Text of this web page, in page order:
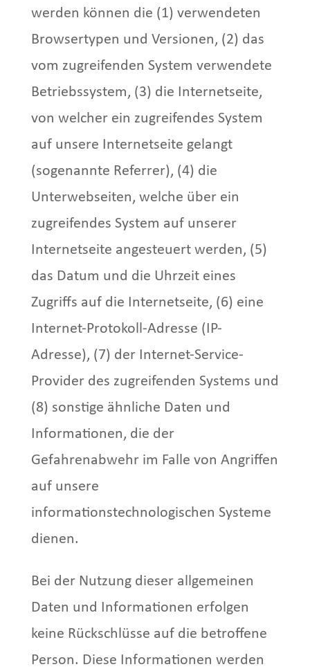
werden können die (1) verwendeten
Browsertypen und Versionen, (2) das
vom zugreifenden System verwendete
Betriebssystem, (3) die Internetseite,
von welcher ein zugreifendes System
auf unsere Internetseite gelangt
(sogenannte Referrer), (4) die
Unterwebseiten, welche über ein
zugreifendes System auf unserer
Internetseite angesteuert werden, (5)
das Datum und die Uhrzeit eines
Zugriffs auf die Internetseite, (6) eine
Internet-Protokoll-Adresse (IP-
Adresse), (7) der Internet-Service-
Provider des zugreifenden Systems und
(8) sonstige ähnliche Daten und
Informationen, die der
Gefahrenabwehr im Falle von Angriffen
auf unsere
informationstechnologischen Systeme
dienen.
Bei der Nutzung dieser allgemeinen
Daten und Informationen erfolgen
keine Rückschlüsse auf die betroffene
Person. Diese Informationen werden